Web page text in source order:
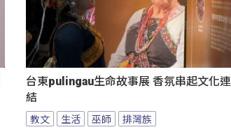
台東pulingau生命故事展 香氛串起文化連
結
教文 生活 巫師 排灣族